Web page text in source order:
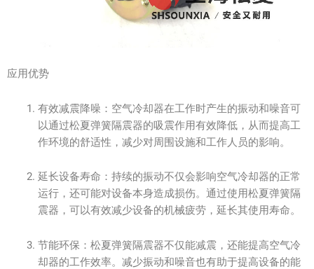
应用优势
有效减震降噪：空气冷却器在工作时产生的振动和噪音可
以通过松夏弹簧隔震器的吸震作用有效降低，从而提高工
作环境的舒适性，减少对周围设施和工作人员的影响。
延长设备寿命：持续的振动不仅会影响空气冷却器的正常
运行，还可能对设备本身造成损伤。通过使用松夏弹簧隔
震器，可以有效减少设备的机械疲劳，延长其使用寿命。
节能环保：松夏弹簧隔震器不仅能减震，还能提高空气冷
却器的工作效率。减少振动和噪音也有助于提高设备的能